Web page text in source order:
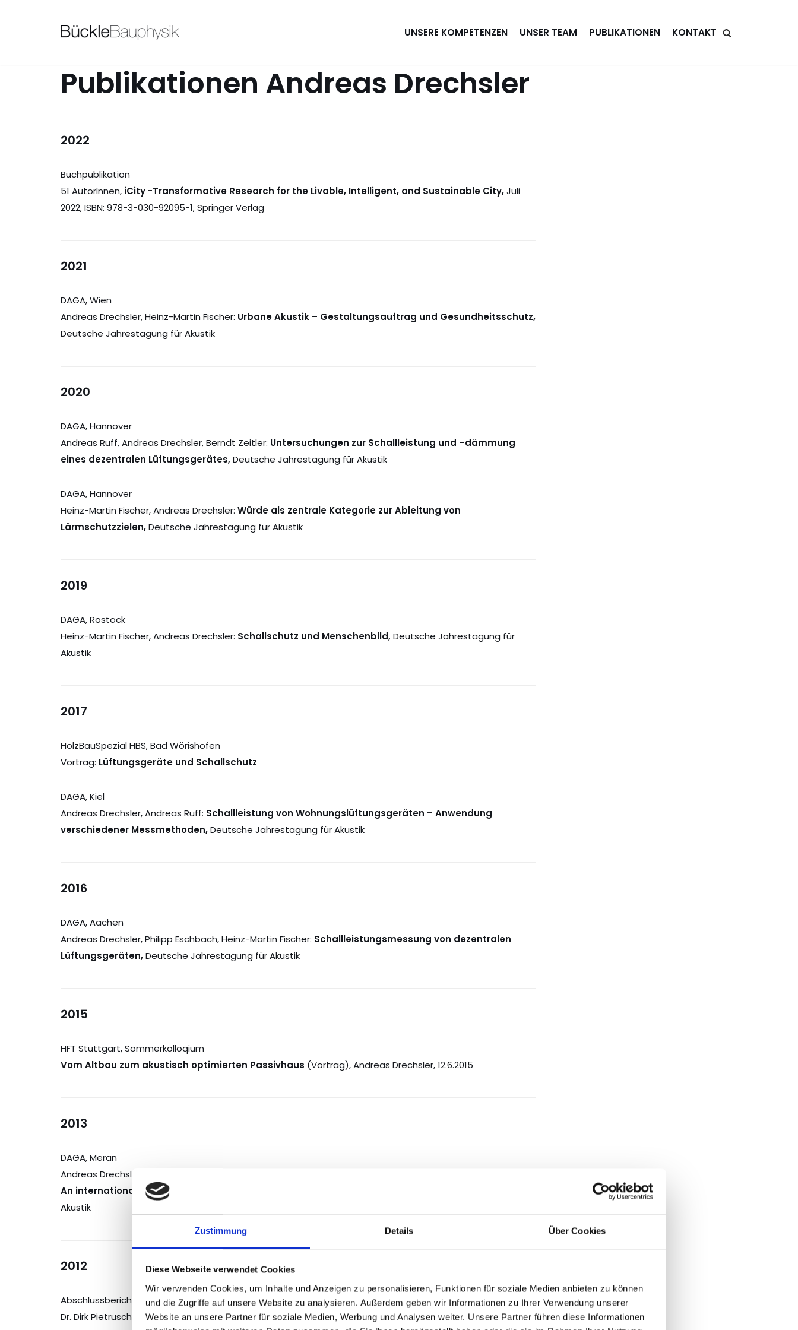
Zustimmung Details Über Cookies
Diese Webseite verwendet Cookies
Wir verwenden Cookies, um Inhalte und Anzeigen zu personalisieren, Funktionen für soziale Medien anbieten zu können
und die Zugriffe auf unsere Website zu analysieren. Außerdem geben wir Informationen zu Ihrer Verwendung unserer
Website an unsere Partner für soziale Medien, Werbung und Analysen weiter. Unsere Partner führen diese Informationen
UNSERE KOMPETENZEN UNSER TEAM PUBLIKATIONEN KONTAKT
Publikationen Andreas Drechsler
2022
Buchpublikation
51 AutorInnen, iCity -Transformative Research for the Livable, Intelligent, and Sustainable City,Juli
2022, ISBN: 978-3-030-92095-1, Springer Verlag
2021
DAGA, Wien
Andreas Drechsler, Heinz-Martin Fischer: Urbane Akustik – Gestaltungsauftrag und Gesundheitsschutz,
Deutsche Jahrestagung für Akustik
2020
DAGA, Hannover
Andreas Ruff, Andreas Drechsler, Berndt Zeitler: Untersuchungen zur Schallleistung und –dämmung
eines dezentralen Lüftungsgerätes,Deutsche Jahrestagung für Akustik
DAGA, Hannover
Heinz-Martin Fischer, Andreas Drechsler: Würde als zentrale Kategorie zur Ableitung von
Lärmschutzzielen,Deutsche Jahrestagung für Akustik
2019
DAGA, Rostock
Heinz-Martin Fischer, Andreas Drechsler: Schallschutz und Menschenbild,Deutsche Jahrestagung für
Akustik
2017
HolzBauSpezial HBS, Bad Wörishofen
Vortrag: Lüftungsgeräte und Schallschutz
DAGA, Kiel
Andreas Drechsler, Andreas Ruff: Schallleistung von Wohnungslüftungsgeräten – Anwendung
verschiedener Messmethoden,Deutsche Jahrestagung für Akustik
2016
DAGA, Aachen
Andreas Drechsler, Philipp Eschbach, Heinz-Martin Fischer: Schallleistungsmessung von dezentralen
Lüftungsgeräten,Deutsche Jahrestagung für Akustik
2015
HFT Stuttgart, Sommerkolloqium
Vom Altbau zum akustisch optimierten Passivhaus (Vortrag), Andreas Drechsler, 12.6.2015
2013
DAGA, Meran
Andreas Drechsler, Oliver Graber, Hans-Peter Meier-Dallach, Marion Hermann-Röttgen:
An international educational action with guided sound exploration,
Akustik
2012
Abschlussbericht BW-Plus Projekt
Dr. Dirk Pietruschka, Dipl. Ing. Edit Varga, Dipl.-Ing.(FH) Andreas Drechsler, Dipl.-Ing.(FH) Robert Marin, Prof. Dr.